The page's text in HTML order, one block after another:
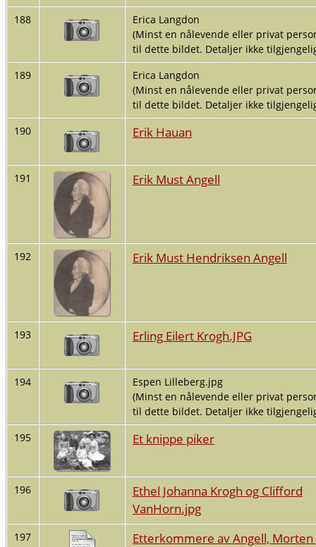
188
Erica Langdon
(Minst en nålevende eller privat
til dette bildet. Detaljer ikke
189
Erica Langdon
(Minst en nålevende eller privat
til dette bildet. Detaljer ikke
190
Erik Hauan
191 Erik Must Angell
192 Erik Must Hendriksen Angell
193 Erling Eilert Krogh.JPG
194
Espen Lilleberg.jpg
(Minst en nålevende eller privat
til dette bildet. Detaljer ikke
195
Et knippe piker
196
Ethel Johanna Krogh og Clifford
VanHorn.jpg
197 Etterkommere av Angell,